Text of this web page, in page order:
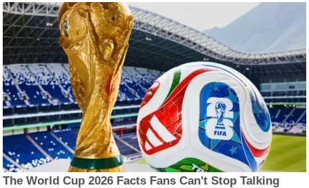
The World Cup 2026 Facts Fans Can't Stop Talking